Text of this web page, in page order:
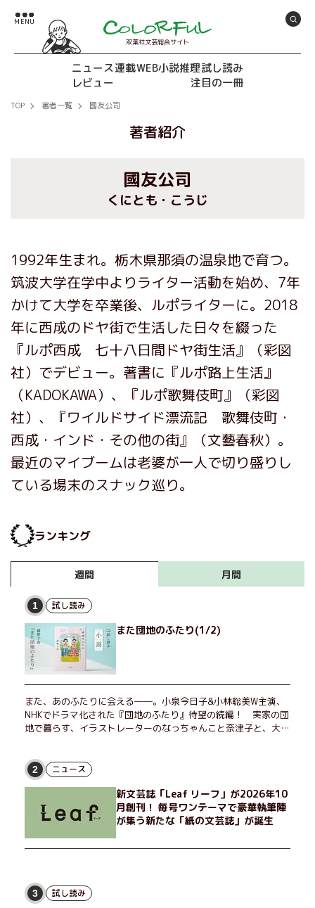
双葉社文芸総合サイト
ニュース連載WEB小説推理試し読み
レビュー
注目の一冊
TOP 著者一覧 國友公司
著者紹介
國友公司
くにとも・こうじ
1992年生まれ。栃木県那須の温泉地で育つ。
筑波大学在学中よりライター活動を始め、7年
かけて大学を卒業後、ルポライターに。2018
年に西成のドヤ街で生活した日々を綴った
『ルポ西成 七十八日間ドヤ街生活』（彩図
社）でデビュー。著書に『ルポ路上生活』
（KADOKAWA）、『ルポ歌舞伎町』（彩図
社）、『ワイルドサイド漂流記 歌舞伎町・
西成・インド・その他の街』（文藝春秋）。
最近のマイブームは老婆が一人で切り盛りし
ている場末のスナック巡り。
ランキング
週間 月間
1 試し読み
また団地のふたり(1/2)
また、あのふたりに会える――。小泉今日子&小林聡美W主演、
NHKでドラマ化された『団地のふたり』待望の続編！ 実家の団
地で暮らす、イラストレーターのなっちゃんこと奈津子と、大学
げたり、部屋でふたりだけの「台湾映画祭」を催したり。50代
独身、幼なじみの変わらぬ友情とささやかな幸せの日々を描く。
2 ニュース
新文芸誌「Leaf リーフ」が2026年10
月創刊！ 毎号ワンテーマで豪華執筆陣
が集う新たな「紙の文芸誌」が誕生
3 試し読み